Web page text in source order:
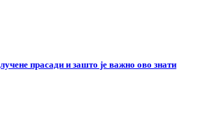
прасади и зашто је важно ово знати